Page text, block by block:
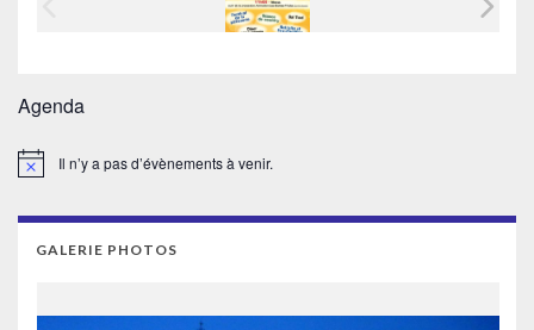
Agenda
Notice Il n’y a pas d’évènements à venir.
GALERIE PHOTOS